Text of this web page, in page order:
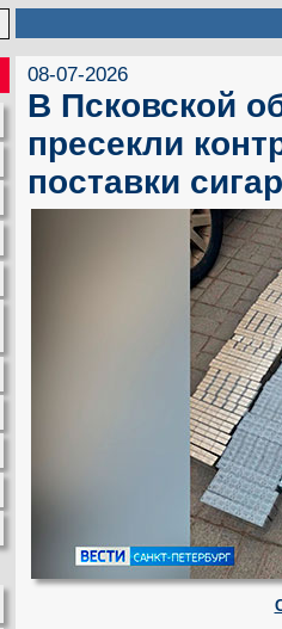
08-07-2026
В Псковской
пресекли
поставки